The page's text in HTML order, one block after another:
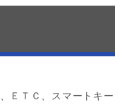
ＥＴＣ、スマートキー